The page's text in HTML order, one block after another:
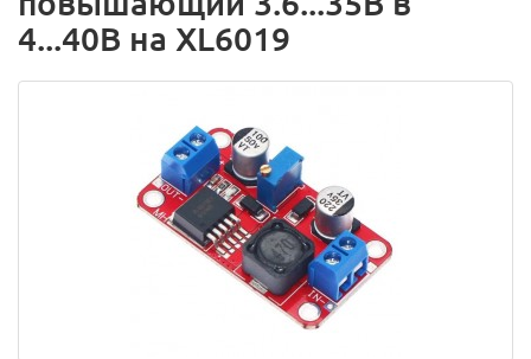
4...40В на XL6019